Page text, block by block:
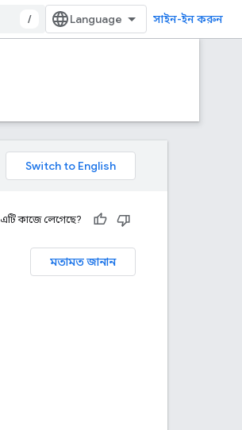
/ সাইন-ইন করুন
এটি কাজে লেগেছে?
মতামত জানান